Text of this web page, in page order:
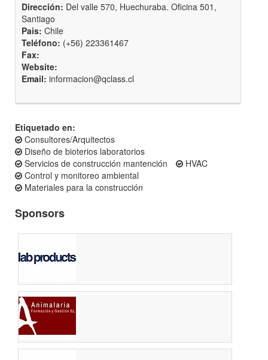
Dirección: Del valle 570, Huechuraba. Oficina 501,
Santiago
Pais: Chile
Teléfono: (+56) 223361467
Fax:
Website:
Email: informacion@qclass.cl
Etiquetado en:
Consultores/Arquitectos
Diseño de bioterios laboratorios
Servicios de construcción mantención
HVAC
Control y monitoreo ambiental
Materiales para la construcción
Sponsors